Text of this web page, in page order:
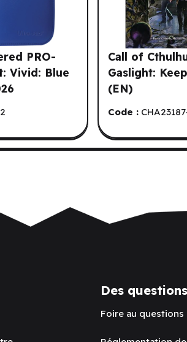
PRO-
Vivid: Blue
Call of
Gaslight:
(EN)
Code :
Des
Foire au questions